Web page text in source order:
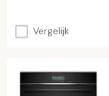
Vergelijk